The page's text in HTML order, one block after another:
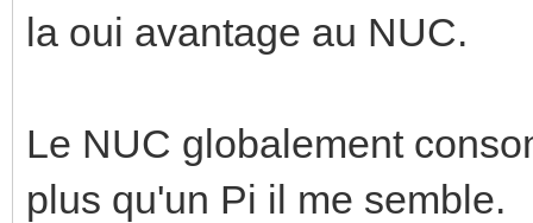
la oui avantage au NUC.
Le NUC globalement
plus qu'un Pi il me semble.